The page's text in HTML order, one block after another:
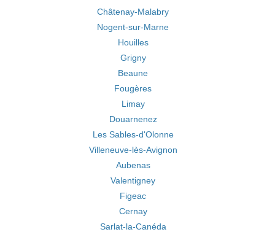
Châtenay-Malabry
Nogent-sur-Marne
Houilles
Grigny
Beaune
Fougères
Limay
Douarnenez
Les Sables-d'Olonne
Villeneuve-lès-Avignon
Aubenas
Valentigney
Figeac
Cernay
Sarlat-la-Canéda